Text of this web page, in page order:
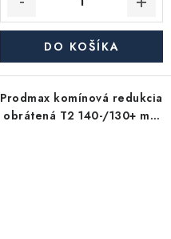
DO KOŠÍKA
Prodmax komínová redukcia
obrátená T2 140-/130+ mm